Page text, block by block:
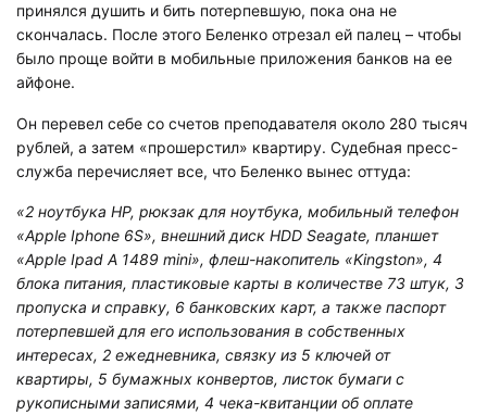
принялся душить и бить потерпевшую, пока она не
скончалась. После этого Беленко отрезал ей палец – чтобы
было проще войти в мобильные приложения банков на ее
айфоне.
Он перевел себе со счетов преподавателя около 280 тысяч
рублей, а затем «прошерстил» квартиру. Судебная пресс-
служба перечисляет все, что Беленко вынес оттуда:
«2 ноутбука HP, рюкзак для ноутбука, мобильный телефон
«Apple Iphone 6S», внешний диск HDD Seagate, планшет
«Apple Ipad А 1489 mini», флеш-накопитель «Kingston», 4
блока питания, пластиковые карты в количестве 73 штук, 3
пропуска и справку, 6 банковских карт, а также паспорт
потерпевшей для его использования в собственных
интересах, 2 ежедневника, связку из 5 ключей от
квартиры, 5 бумажных конвертов, листок бумаги с
рукописными записями, 4 чека-квитанции об оплате